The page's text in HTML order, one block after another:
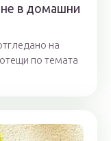
в домашни
на
по темата